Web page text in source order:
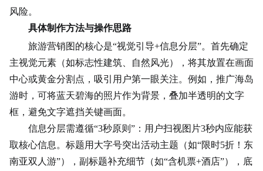
风险。
具体制作方法与操作思路
旅游营销图的核心是“视觉引导+信息分层”。首先确定
主视觉元素（如标志性建筑、自然风光），将其放置在画面
中心或黄金分割点，吸引用户第一眼关注。例如，推广海岛
游时，可将蓝天碧海的照片作为背景，叠加半透明的文字
框，避免文字遮挡关键画面。
信息分层需遵循“3秒原则”：用户扫视图片3秒内应能获
取核心信息。标题用大字号突出活动主题（如“限时5折！东
南亚双人游”），副标题补充细节（如“含机票+酒店”），底